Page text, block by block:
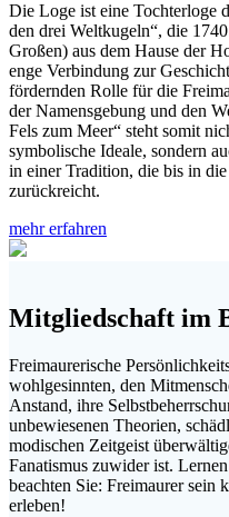
Die Loge ist eine Tochterloge
den drei Weltkugeln“, die
Großen) aus dem Hause der
enge Verbindung zur
fördernden Rolle für die
der Namensgebung und den
Fels zum Meer“ steht somit
symbolische Ideale, sondern
in einer Tradition, die bis in
zurückreicht.
mehr erfahren
Mitgliedschaft im
Freimaurerische
wohlgesinnten, den
Anstand, ihre
unbewiesenen Theorien,
modischen Zeitgeist
Fanatismus zuwider ist.
beachten Sie: Freimaurer sein
erleben!